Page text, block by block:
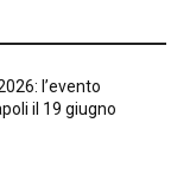
l’evento
il 19 giugno